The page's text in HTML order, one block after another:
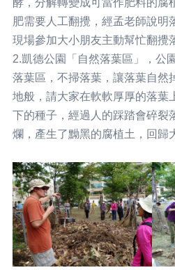
酵，分解轉變成可當作肥料的腐
肥需要人工翻攪，經孟老師說明
現場參加大小朋友主動幫忙翻攪
2.凱德公園「自然落葉區」，公
落葉區，不掃落葉，讓落葉自然
地般，請大家在軟軟厚厚的落葉
下的種子，經過人的踩踏會碎裂
爛，產生了黝黑的腐植土，回歸